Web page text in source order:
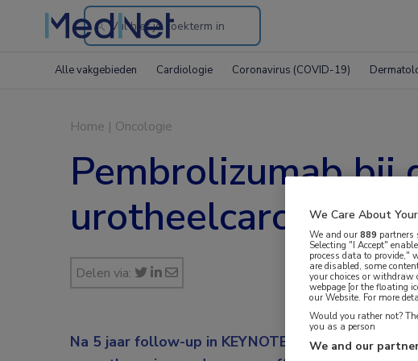
Search
the
Alle vakgebieden Cardiologie Coronavirus (COVID-19)
Home | Oncologie
Pembrolizumab bij
Delen via:
Na 5 jaar follow-up in KEYNOTE-045 en
We Care About
We and our889 partners
Selecting "I Accept"
process data to
are disabled, some
your choices or withdraw
webpage [or the floating
our Website. For more
Would you rather not?
you as a person
We and our